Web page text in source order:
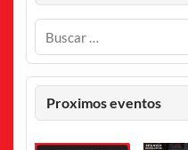
Proximos eventos